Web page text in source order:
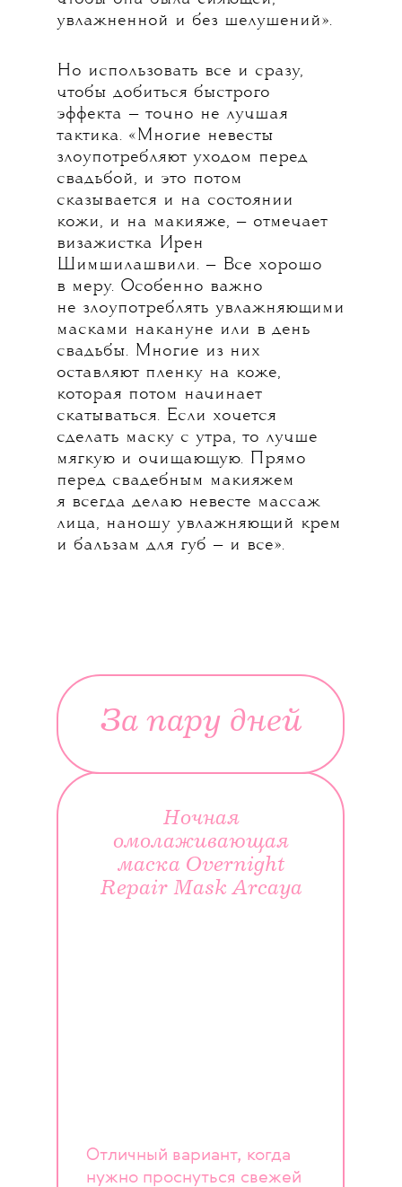
увлажненной и без шелушений».
Но использовать все и сразу,
чтобы добиться быстрого
эффекта — точно не лучшая
тактика. «Многие невесты
злоупотребляют уходом перед
свадьбой, и это потом
сказывается и на состоянии
кожи, и на макияже, — отмечает
визажистка Ирен
Шимшилашвили. — Все хорошо
в меру. Особенно важно
не злоупотреблять увлажняющими
масками накануне или в день
свадьбы. Многие из них
оставляют пленку на коже,
которая потом начинает
скатываться. Если хочется
сделать маску с утра, то лучше
мягкую и очищающую. Прямо
перед свадебным макияжем
я всегда делаю невесте массаж
лица, наношу увлажняющий крем
и бальзам для губ — и все».
За пару дней
Ночная
омолаживающая
маска Overnight
Repair Mask Arcaya
Отличный вариант, когда
нужно проснуться свежей